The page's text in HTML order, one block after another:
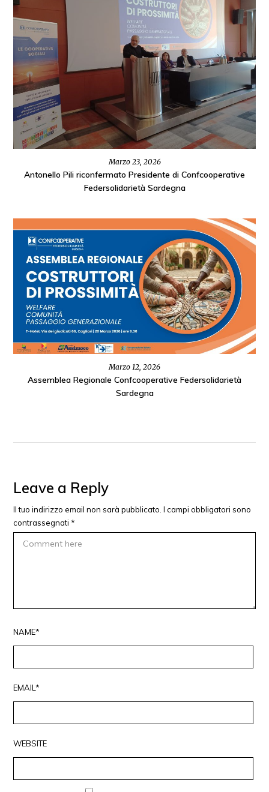
Marzo 23, 2026
Antonello Pili riconfermato Presidente di Confcooperative
Federsolidarietà Sardegna
Marzo 12, 2026
Assemblea Regionale Confcooperative Federsolidarietà
Sardegna
Leave a Reply
Il tuo indirizzo email non sarà pubblicato. I campi obbligatori sono
contrassegnati *
NAME*
EMAIL*
WEBSITE